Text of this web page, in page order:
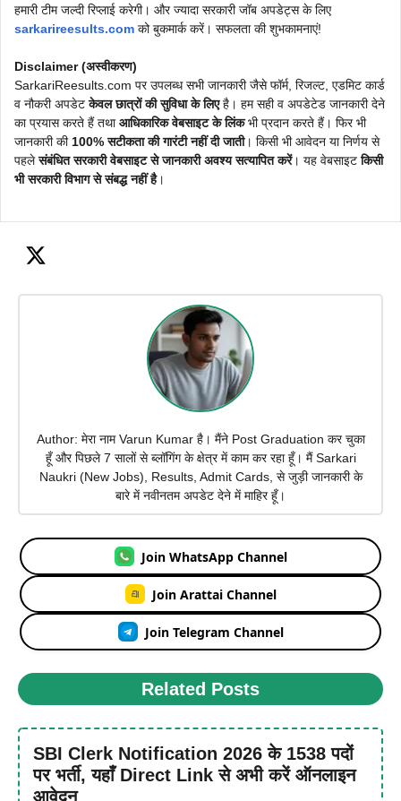
हमारी टीम जल्दी रिप्लाई करेगी। और ज्यादा सरकारी जॉब अपडेट्स के लिए
sarkarireesults.com को बुकमार्क करें। सफलता की शुभकामनाएं!
Disclaimer (अस्वीकरण)
SarkariReesults.com पर उपलब्ध सभी जानकारी जैसे फॉर्म, रिजल्ट, एडमिट कार्ड
व नौकरी अपडेटकेवल छात्रों की सुविधा के लिएहै। हम सही व अपडेटेड जानकारी देने
का प्रयास करते हैं तथाआधिकारिक वेबसाइट के लिंकभी प्रदान करते हैं। फिर भी
जानकारी की100% सटीकता की गारंटी नहीं दी जाती। किसी भी आवेदन या निर्णय से
पहलेसंबंधित सरकारी वेबसाइट से जानकारी अवश्य सत्यापित करें। यह वेबसाइटकिसी
भी सरकारी विभाग से संबद्ध नहीं है।
Author: मेरा नाम Varun Kumar है। मैंने Post Graduation कर चुका
हूँ और पिछले 7 सालों से ब्लॉगिंग के क्षेत्र में काम कर रहा हूँ। मैं Sarkari
Naukri (New Jobs), Results, Admit Cards, से जुड़ी जानकारी के
बारे में नवीनतम अपडेट देने में माहिर हूँ।
Join WhatsApp Channel
Join Arattai Channel
Join Telegram Channel
Related Posts
SBI Clerk Notification 2026 के 1538 पदों
पर भर्ती, यहाँ Direct Link से अभी करें ऑनलाइन
आवेदन